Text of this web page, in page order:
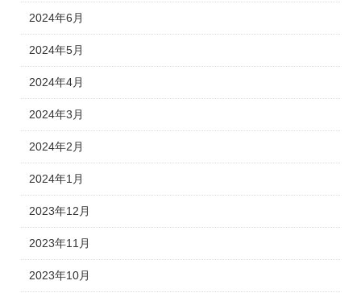
2024年6月
2024年5月
2024年4月
2024年3月
2024年2月
2024年1月
2023年12月
2023年11月
2023年10月